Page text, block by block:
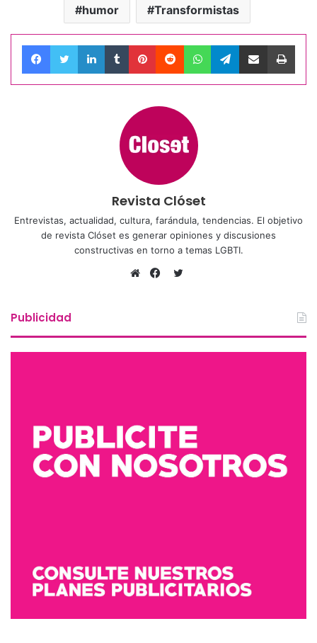
humor Transformistas
FacebookTwitterLinkedInTumblrPinterestRedditWhatsAppTelegramCompartir por correo electrónico
Revista Clóset
Entrevistas, actualidad, cultura, farándula, tendencias. El objetivo
de revista Clóset es generar opiniones y discusiones
constructivas en torno a temas LGBTI.
Publicidad